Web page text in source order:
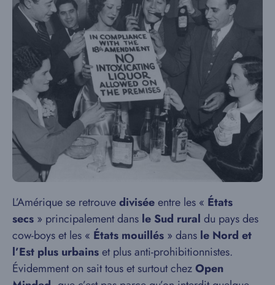
L’Amérique se retrouvediviséeentre les « États
secs » principalement dans le Sud rural du pays des
cow-boys et les « États mouillés » dans le Nord et
l’Est plus urbainset plus anti-prohibitionnistes.
Évidemment on sait tous et surtout chezOpen